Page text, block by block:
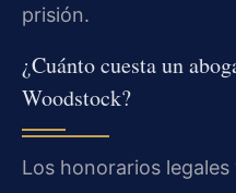
prisión.
¿Cuánto cuesta un
Woodstock?
Los honorarios legales